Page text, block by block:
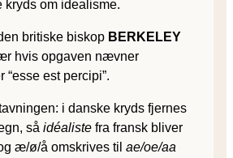
kryds om idealisme.
britiske biskop BERKELEY
hvis opgaven nævner
“esse est percipi”.
i danske kryds fjernes
så idéaliste fra fransk bliver
æ/ø/å omskrives til ae/oe/aa